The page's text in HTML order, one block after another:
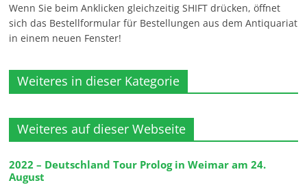
Wenn Sie beim Anklicken gleichzeitig SHIFT drücken, öffnet
sich das Bestellformular für Bestellungen aus dem Antiquariat
in einem neuen Fenster!
Weiteres in dieser Kategorie
Weiteres auf dieser Webseite
2022 – Deutschland Tour Prolog in Weimar am 24.
August